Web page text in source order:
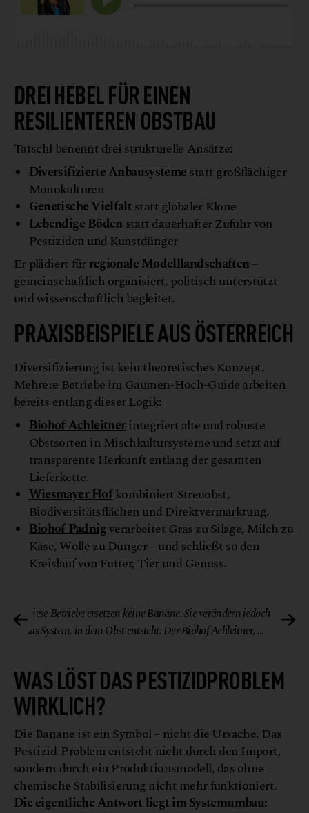
DREI HEBEL FÜR EINEN
RESILIENTEREN OBSTBAU
Tatschl benennt drei strukturelle Ansätze:
Diversifizierte Anbausystemestatt großflächiger
Monokulturen
Genetische Vielfaltstatt globaler Klone
Lebendige Böden statt dauerhafter Zufuhr von
Pestiziden und Kunstdünger
Er plädiert fürregionale Modelllandschaften–
gemeinschaftlich organisiert, politisch unterstützt
und wissenschaftlich begleitet.
PRAXISBEISPIELE AUS ÖSTERREICH
Diversifizierung ist kein theoretisches Konzept.
Mehrere Betriebe im Gaumen-Hoch-Guide arbeiten
bereits entlang dieser Logik:
Biohof Achleitnerintegriert alte und robuste
Obstsorten in Mischkultursysteme und setzt auf
transparente Herkunft entlang der gesamten
Lieferkette.
Wiesmayer Hofkombiniert Streuobst,
Biodiversitätsflächen und Direktvermarktung.
Biohof Padnigverarbeitet Gras zu Silage, Milch zu
Käse, Wolle zu Dünger – und schließt so den
Kreislauf von Futter, Tier und Genuss.
Diese Betriebe ersetzen keine Banane. Sie verändern jedoch
das System, in dem Obst entsteht: Der Biohof Achleitner, …
WAS LÖST DAS PESTIZIDPROBLEM
WIRKLICH?
Die Banane ist ein Symbol – nicht die Ursache. Das
Pestizid-Problem entsteht nicht durch den Import,
sondern durch ein Produktionsmodell, das ohne
chemische Stabilisierung nicht mehr funktioniert.
Die eigentliche Antwort liegt im Systemumbau: